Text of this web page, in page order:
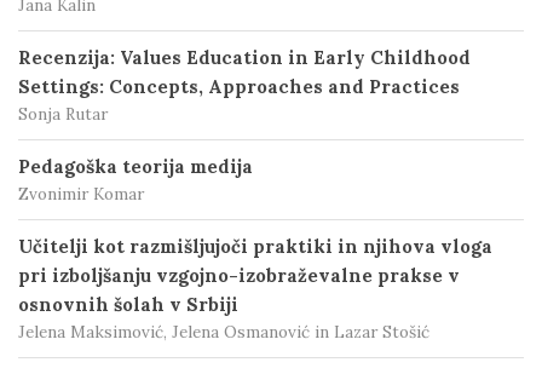
Jana Kalin
Recenzija: Values Education in Early Childhood
Settings: Concepts, Approaches and Practices
Sonja Rutar
Pedagoška teorija medija
Zvonimir Komar
Učitelji kot razmišljujoči praktiki in njihova vloga
pri izboljšanju vzgojno-izobraževalne prakse v
osnovnih šolah v Srbiji
Jelena Maksimović, Jelena Osmanović in Lazar Stošić